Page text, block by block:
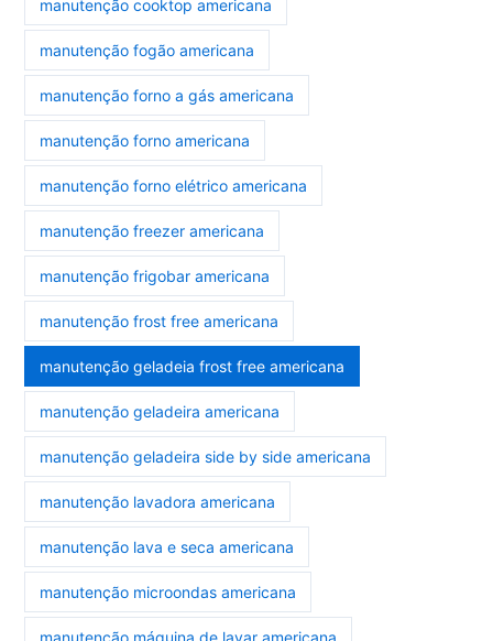
manutenção cooktop americana
manutenção fogão americana
manutenção forno a gás americana
manutenção forno americana
manutenção forno elétrico americana
manutenção freezer americana
manutenção frigobar americana
manutenção frost free americana
manutenção geladeia frost free americana
manutenção geladeira americana
manutenção geladeira side by side americana
manutenção lavadora americana
manutenção lava e seca americana
manutenção microondas americana